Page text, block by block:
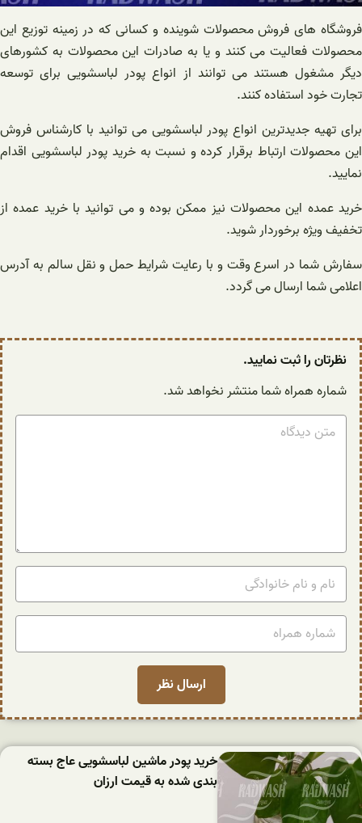
فروشگاه های فروش محصولات شوینده و کسانی که در زمینه توزیع این
محصولات فعالیت می کنند و یا به صادرات این محصولات به کشورهای
دیگر مشغول هستند می توانند از انواع پودر لباسشویی برای توسعه
تجارت خود استفاده کنند.
برای تهیه جدیدترین انواع پودر لباسشویی می توانید با کارشناس فروش
این محصولات ارتباط برقرار کرده و نسبت به خرید پودر لباسشویی اقدام
نمایید.
خرید عمده این محصولات نیز ممکن بوده و می توانید با خرید عمده از
تخفیف ویژه برخوردار شوید.
سفارش شما در اسرع وقت و با رعایت شرایط حمل و نقل سالم به آدرس
اعلامی شما ارسال می گردد.
نظرتان را ثبت نمایید.
شماره همراه شما منتشر نخواهد شد.
خرید پودر ماشین لباسشویی عاج بسته
بندی شده به قیمت ارزان